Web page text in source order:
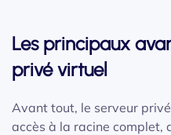
Les principaux
privé virtuel
Avant tout, le serveur
accès à la racine complet,